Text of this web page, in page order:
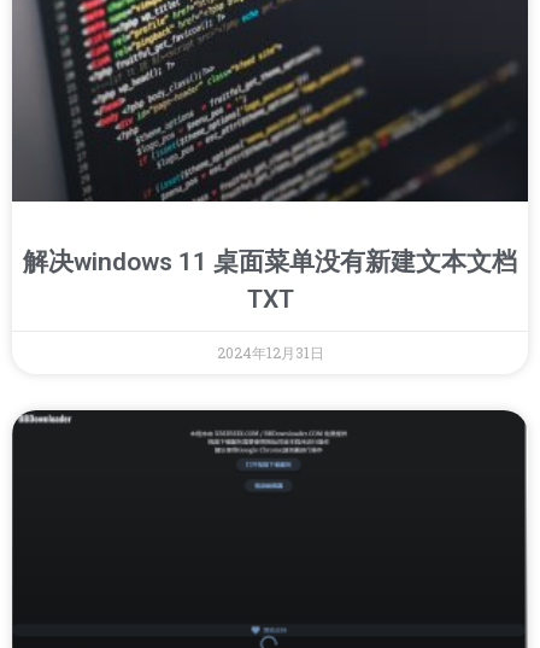
解决windows 11 桌面菜单没有新建文本文档
TXT
2024年12月31日